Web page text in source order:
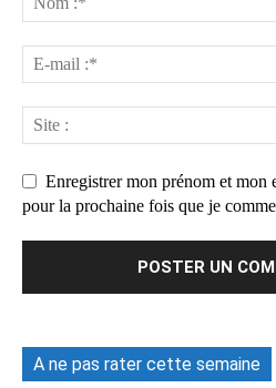
Enregistrer mon prénom et mon
pour la prochaine fois que je
A ne pas rater cette semaine